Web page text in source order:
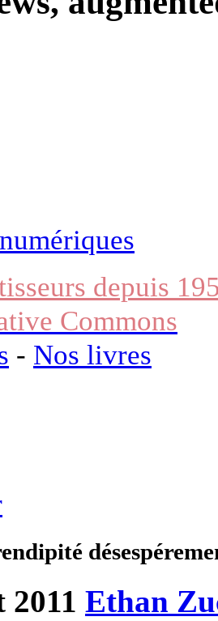
depuis
Commons
- Nos livres
2011 Ethan